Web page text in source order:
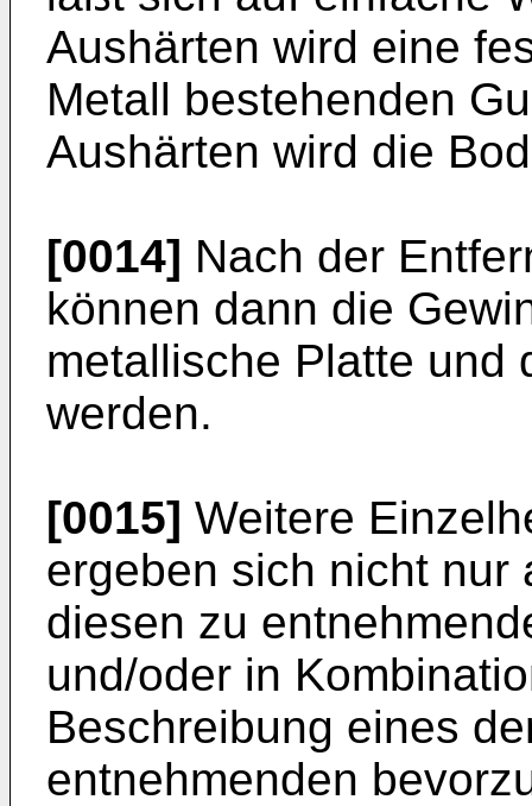
Aushärten wird eine
Metall bestehenden
Aushärten wird die
[0014] Nach der
können dann die
metallische Platte und
werden.
[0015] Weitere
ergeben sich nicht nur
diesen zu
und/oder in
Beschreibung eines
entnehmenden